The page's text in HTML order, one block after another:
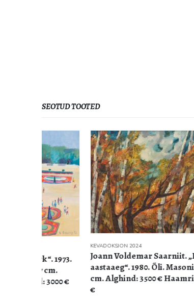
SEOTUD TOOTED
KEVADOKSJON 2024
Joann Voldemar Saarniit. „Kolmas
aastaaeg“. 1980. Õli. Masoniit. 61 x 81
cm. Alghind: 3500 € Haamrihind: 3500